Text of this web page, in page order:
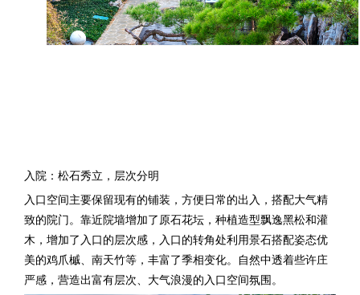
入院：松石秀立，层次分明
入口空间主要保留现有的铺装，方便日常的出入，搭配大气精
致的院门。靠近院墙增加了原石花坛，种植造型飘逸黑松和灌
木，增加了入口的层次感，入口的转角处利用景石搭配姿态优
美的鸡爪槭、南天竹等，丰富了季相变化。自然中透着些许庄
严感，营造出富有层次、大气浪漫的入口空间氛围。